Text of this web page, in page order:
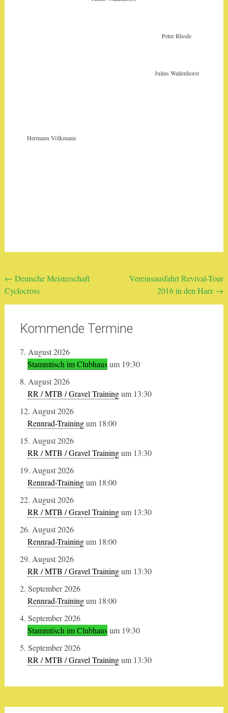
Peter Rhode
Julius Wallenhorst
Hermann Völkmann
Beitragsnavigation
← Deutsche Meisterschaft
Cyclocross
Vereinsausfahrt Revival-Tour
2016 in den Harz →
Kommende Termine
7. August 2026
Stammtisch im Clubhausum 19:30
8. August 2026
RR / MTB / Gravel Trainingum 13:30
12. August 2026
Rennrad-Trainingum 18:00
15. August 2026
RR / MTB / Gravel Trainingum 13:30
19. August 2026
Rennrad-Trainingum 18:00
22. August 2026
RR / MTB / Gravel Trainingum 13:30
26. August 2026
Rennrad-Trainingum 18:00
29. August 2026
RR / MTB / Gravel Trainingum 13:30
2. September 2026
Rennrad-Trainingum 18:00
4. September 2026
Stammtisch im Clubhausum 19:30
5. September 2026
RR / MTB / Gravel Trainingum 13:30